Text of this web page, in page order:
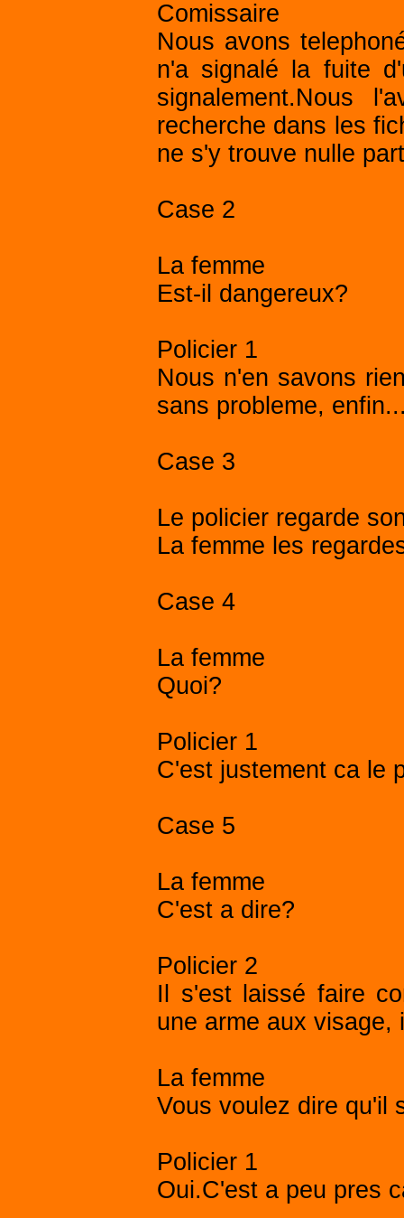
Comissaire
Nous avons
n'a signalé la fuite
signalement.Nous
recherche dans les
ne s'y trouve nulle
Case 2
La femme
Est-il dangereux?
Policier 1
Nous n'en savons
sans probleme,
Case 3
Le policier regarde
La femme les
Case 4
La femme
Quoi?
Policier 1
C'est justement ca le
Case 5
La femme
C'est a dire?
Policier 2
Il s'est laissé faire
une arme aux
La femme
Vous voulez dire qu'il
Policier 1
Oui.C'est a peu pres